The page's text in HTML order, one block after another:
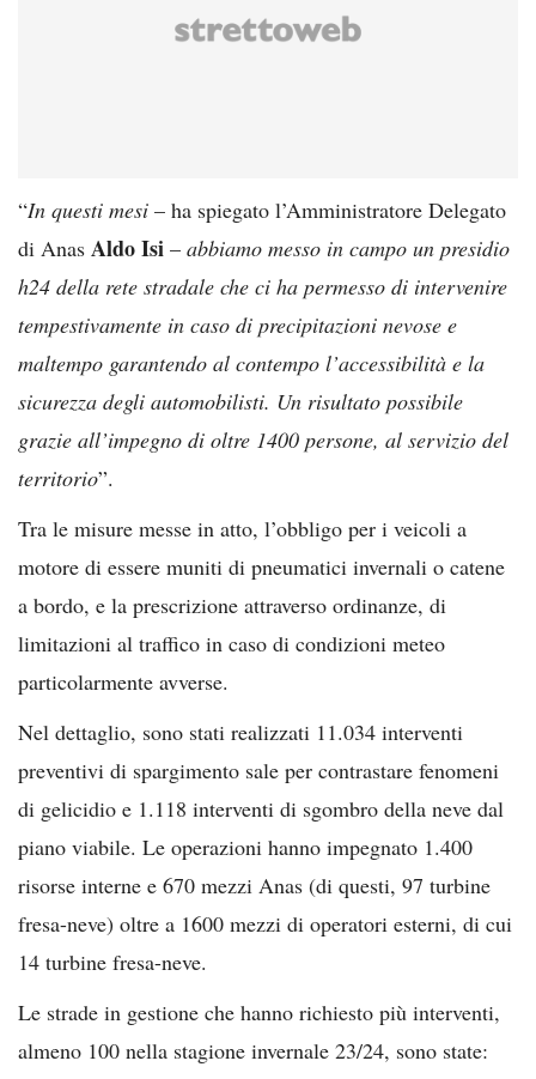
“In questi mesi – ha spiegato l’Amministratore Delegato
di Anas Aldo Isi – abbiamo messo in campo un presidio
h24 della rete stradale che ci ha permesso di intervenire
tempestivamente in caso di precipitazioni nevose e
maltempo garantendo al contempo l’accessibilità e la
sicurezza degli automobilisti. Un risultato possibile
grazie all’impegno di oltre 1400 persone, al servizio del
territorio”.
Tra le misure messe in atto, l’obbligo per i veicoli a
motore di essere muniti di pneumatici invernali o catene
a bordo, e la prescrizione attraverso ordinanze, di
limitazioni al traffico in caso di condizioni meteo
particolarmente avverse.
Nel dettaglio, sono stati realizzati 11.034 interventi
preventivi di spargimento sale per contrastare fenomeni
di gelicidio e 1.118 interventi di sgombro della neve dal
piano viabile. Le operazioni hanno impegnato 1.400
risorse interne e 670 mezzi Anas (di questi, 97 turbine
fresa-neve) oltre a 1600 mezzi di operatori esterni, di cui
14 turbine fresa-neve.
Le strade in gestione che hanno richiesto più interventi,
almeno 100 nella stagione invernale 23/24, sono state: